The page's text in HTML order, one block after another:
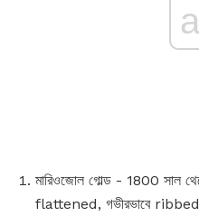
মারিওজোল গোল্ড - 1800 সাল
flattened, গভীরভাবে ribbed,